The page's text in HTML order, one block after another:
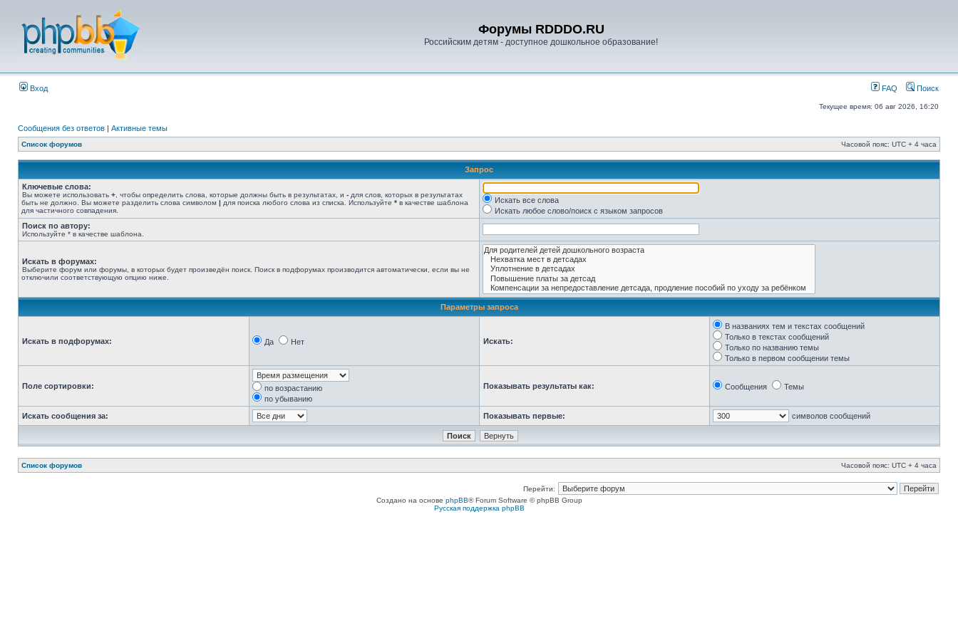
Форумы RDDDO.RU
Российским детям - доступное дошкольное образование!
Вход FAQ Поиск
Текущее время: 06 авг 2026, 16:20
Сообщения без ответов | Активные темы
Список форумов Часовой пояс: UTC + 4 часа
Запрос
Ключевые слова:
Вы можете использовать + , чтобы определить слова, которые должны быть в результатах, и - для слов, которых в результатах
быть не должно. Вы можете разделить слова символом | для поиска любого слова из списка. Используйте * в качестве шаблона
для частичного совпадения.
Искать все слова
Искать любое слово/поиск с языком запросов
Поиск по автору:
Используйте * в качестве шаблона.
Искать в форумах:
Выберите форум или форумы, в которых будет произведён поиск. Поиск в подфорумах производится автоматически, если вы не
отключили соответствующую опцию ниже.
Параметры запроса
Искать в подфорумах: Да Нет Искать:
В названиях тем и текстах сообщений
Только в текстах сообщений
Только по названию темы
Только в первом сообщении темы
Поле сортировки:
по возрастанию
по убыванию
Показывать результаты как: Сообщения Темы
Искать сообщения за: Показывать первые: символов сообщений
Список форумов Часовой пояс: UTC + 4 часа
Перейти:
Создано на основе phpBB® Forum Software © phpBB Group
Русская поддержка phpBB